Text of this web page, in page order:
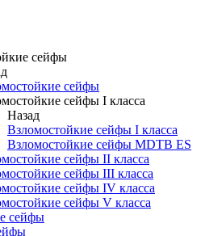
сейфы
сейфы
сейфы I класса
Назад
Взломостойкие сейфы I класса
Взломостойкие сейфы MDTB ES
сейфы II класса
сейфы III класса
сейфы IV класса
сейфы V класса
сейфы